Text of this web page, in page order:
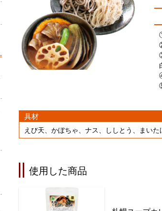
具材
えび天、かぼちゃ、ナス、ししとう、まい
使用した商品